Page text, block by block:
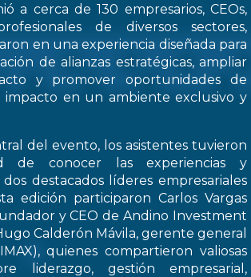
a cerca de 130 empresarios, CEOs,
de diversos sectores,
en una experiencia diseñada para
de alianzas estratégicas, ampliar
y promover oportunidades de
impacto en un ambiente exclusivo y
del evento, los asistentes tuvieron
de conocer las experiencias y
destacados líderes empresariales
edición participaron Carlos Vargas
y CEO de Andino Investment
Calderón Mávila, gerente general
quienes compartieron valiosas
liderazgo, gestión empresarial,